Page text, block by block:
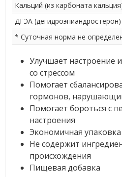
Кальций (из карбоната
ДГЭА (дегидроэпиандростерон)
* Суточная норма не
Улучшает настроение
со стрессом
Помогает
гормонов,
Помогает бороться с
настроения
Экономичная упаковка
Не содержит
происхождения
Пищевая добавка